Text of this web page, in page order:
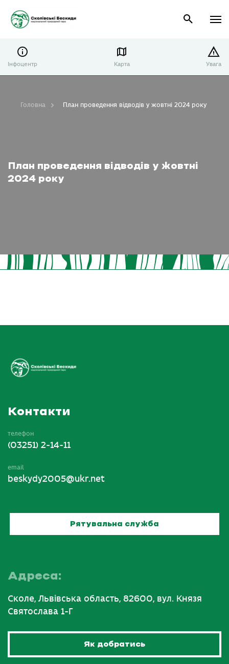
Інфоцентр Карта Увага
План проведення відводів у жовтні
2024 року
Головна План проведення відводів у жовтні 2024 року
Контакти
телефон
(03251) 2-14-11
email
beskydy2005@ukr.net
Рятувальна служба
Адреса:
Сколе, Львівська область, 82600, вул. Князя
Святослава 1-Г
Як добратись